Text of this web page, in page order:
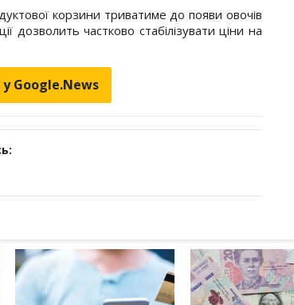
корзини триватиме до появи овочів
дозволить частково стабілізувати ціни на
Google.News